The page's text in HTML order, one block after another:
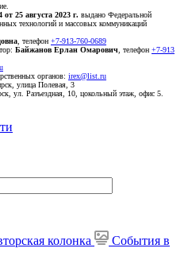
25 августа 2023 г. выдано Федеральной
технологий и массовых коммуникаций
, телефон +7-913-760-0689
Байжанов Ерлан Омарович , телефон +7-913
органов: irex@list.ru
улица Полевая, 3
ул. Разъездная, 10, цокольный этаж, офис 5.
колонка
События в